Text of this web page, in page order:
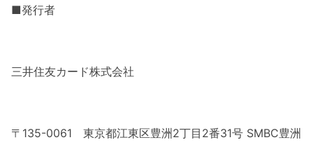
■発行者
三井住友カード株式会社
〒135-0061 東京都江東区豊洲2丁目2番31号 SMBC豊洲